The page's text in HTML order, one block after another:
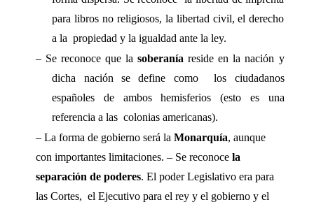
para libros no religiosos, la libertad civil, el derecho
a la  propiedad y la igualdad ante la ley.
– Se reconoce que la soberanía reside en la nación y
dicha nación se define como  los ciudadanos
españoles de ambos hemisferios (esto es una
referencia a las  colonias americanas).
– La forma de gobierno será la Monarquía, aunque
con importantes limitaciones. – Se reconoce la
separación de poderes. El poder Legislativo era para
las Cortes,  el Ejecutivo para el rey y el gobierno y el